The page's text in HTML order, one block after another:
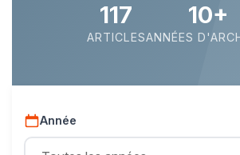
117
ARTICLES
10+
ANNÉES
Année